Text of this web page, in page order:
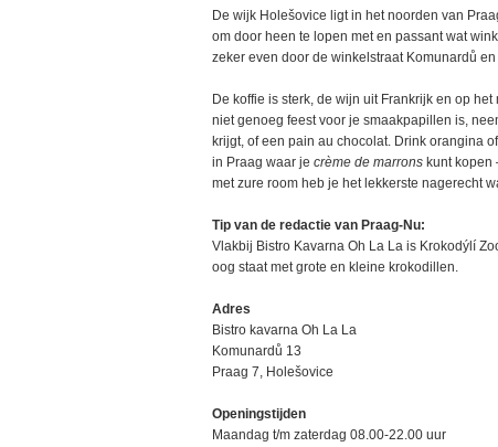
De wijk Holešovice ligt in het noorden van
om door heen te lopen met en passant wat
zeker even door de winkelstraat Komunardů
De koffie is sterk, de wijn uit Frankrijk en op
niet genoeg feest voor je smaakpapillen is,
krijgt, of een pain au chocolat. Drink orangina
in Praag waar je crème de marrons kunt kopen
met zure room heb je het lekkerste nagerecht
Tip van de redactie van Praag-Nu:
Vlakbij Bistro Kavarna Oh La La is Krokodýlí
oog staat met grote en kleine krokodillen.
Adres
Bistro kavarna Oh La La
Komunardů 13
Praag 7, Holešovice
Openingstijden
Maandag t/m zaterdag 08.00-22.00 uur